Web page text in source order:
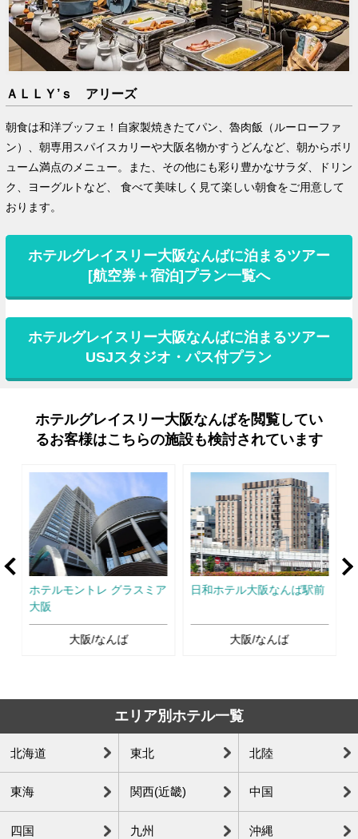
ＡＬＬＹ’ｓ アリーズ
朝食は和洋ブッフェ！自家製焼きたてパン、魯肉飯（ルーローファ
ン）、朝専用スパイスカリーや大阪名物かすうどんなど、朝からボリ
ューム満点のメニュー。また、その他にも彩り豊かなサラダ、ドリン
ク、ヨーグルトなど、 食べて美味しく見て楽しい朝食をご用意して
おります。
ホテルグレイスリー大阪なんばに泊まるツアー
[航空券＋宿泊]プラン一覧へ
ホテルグレイスリー大阪なんばに泊まるツアー
USJスタジオ・パス付プラン
ホテルグレイスリー大阪なんばを閲覧してい
るお客様はこちらの施設も検討されています
ホテルモントレ グラスミア
大阪
大阪/なんば
日和ホテル大阪なんば駅前
大阪/なんば
エリア別ホテル一覧
北海道 東北 北陸
東海 関西(近畿) 中国
四国 九州 沖縄